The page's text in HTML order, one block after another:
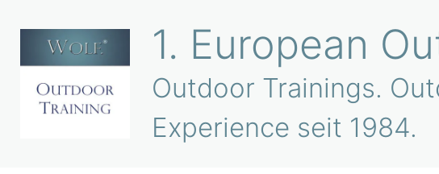
Inhalt
springen
1. European
Outdoor Trainings.
Experience seit 1984.